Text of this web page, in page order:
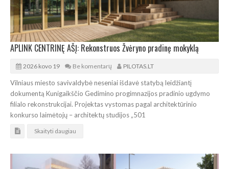
APLINK CENTRINĘ AŠĮ: Rekonstruos Žvėryno pradinę mokyklą
2026 kovo 19 Be komentarų PILOTAS.LT
Vilniaus miesto savivaldybė neseniai išdavė statybą leidžiantį
dokumentą Kunigaikščio Gedimino progimnazijos pradinio ugdymo
filialo rekonstrukcijai. Projektas vystomas pagal architektūrinio
konkurso laimėtojų – architektų studijos „501
Skaityti daugiau